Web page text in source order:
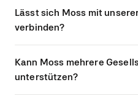
Lässt sich Moss mit
verbinden?
Kann Moss mehrere
unterstützen?